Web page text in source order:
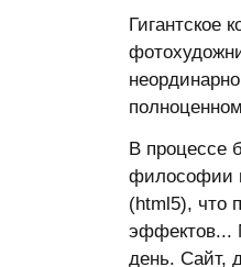
Гигантское
В процессе
философии
(html5), что
эффектов...
день. Сайт,